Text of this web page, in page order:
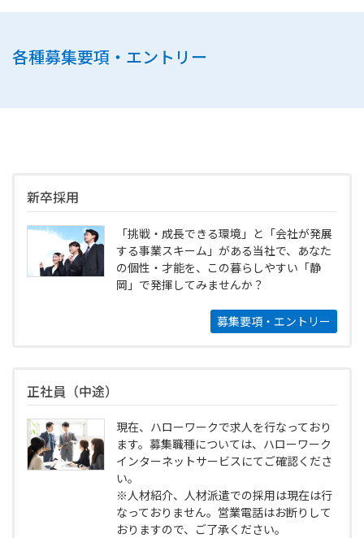
各種募集要項・エントリー
新卒採用
「挑戦・成長できる環境」と「会社が発展
する事業スキーム」がある当社で、あなた
の個性・才能を、この暮らしやすい「静
岡」で発揮してみませんか？
募集要項・エントリー
正社員（中途）
現在、ハローワークで求人を行なっており
ます。募集職種については、ハローワーク
インターネットサービスにてご確認くださ
い。
※人材紹介、人材派遣での採用は現在は行
なっておりません。営業電話はお断りして
おりますので、ご了承ください。